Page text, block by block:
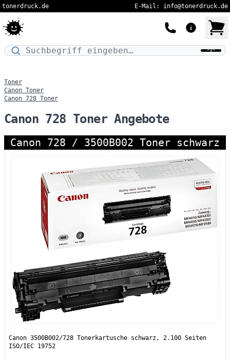
tonerdruck.de E-Mail: info@tonerdruck.de
Druckermodell oder Produktnamen eingeben…
Toner
Canon Toner
Canon 728 Toner
Canon 728 Toner Angebote
Canon 728 / 3500B002 Toner schwarz
Canon 3500B002/728 Tonerkartusche schwarz, 2.100 Seiten
ISO/IEC 19752